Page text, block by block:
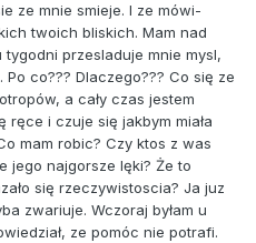
ze mnie smieje. I ze mówi-
twoich bliskich. Mam nad
tygodni przesladuje mnie mysl,
co??? Dlaczego??? Co się ze
a cały czas jestem
ręce i czuje się jakbym miała
mam robic? Czy ktos z was
jego najgorsze lęki? Że to
się rzeczywistoscia? Ja juz
zwariuje. Wczoraj byłam u
ze pomóc nie potrafi.